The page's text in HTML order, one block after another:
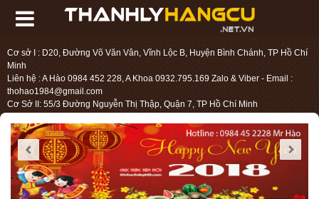
Cơ sở I : D20, Đường Võ Văn Vân, Vĩnh Lộc B, Huyện Bình Chánh, TP Hồ Chí
Minh
Liên hệ : A Hào 0984 452 228, A Khoa 0932.795.169 Zalo & Viber - Email :
thohao1984@gmail.com
Cơ Sở II: 55/3 Đường Nguyễn Thị Thập, Quận 7, TP Hồ Chí Minh